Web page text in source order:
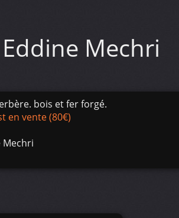
Mechri
bois et fer forgé.
en vente (80€)
Mechri